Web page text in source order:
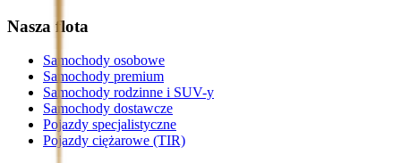
Nasza flota
Samochody osobowe
Samochody premium
Samochody rodzinne i SUV-y
Samochody dostawcze
Pojazdy specjalistyczne
Pojazdy ciężarowe (TIR)